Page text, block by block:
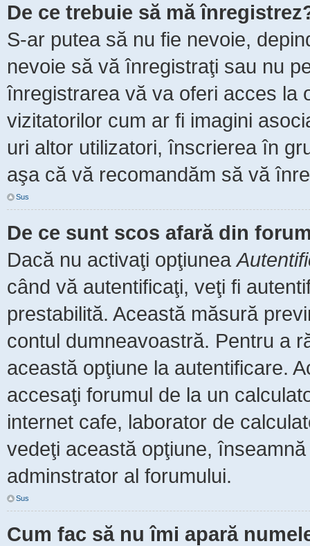
De ce trebuie să mă
S-ar putea să nu fie nevoie,
nevoie să vă înregistraţi sau nu
înregistrarea vă va oferi acces la
vizitatorilor cum ar fi imagini
uri altor utilizatori, înscrierea în
aşa că vă recomandăm să vă
Sus
De ce sunt scos afară din
Dacă nu activaţi opţiunea
când vă autentificaţi, veţi fi
prestabilită. Această măsură
contul dumneavoastră. Pentru a
această opţiune la autentificare.
accesaţi forumul de la un
internet cafe, laborator de
vedeţi această opţiune,
adminstrator al forumului.
Sus
Cum fac să nu îmi apară